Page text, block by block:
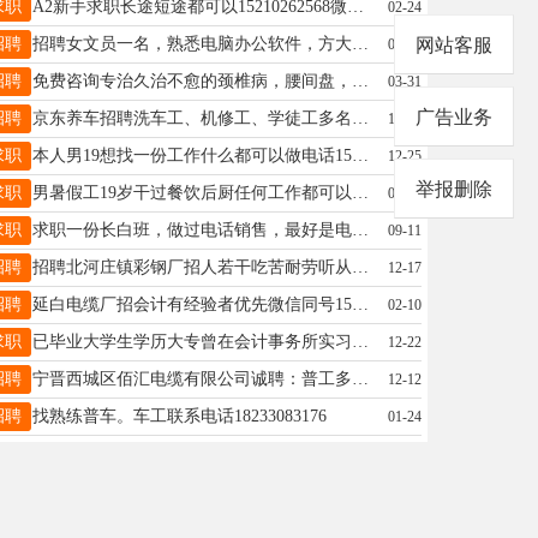
职 A2新手求职长途短途都可以15210262568微信同手机号 02-24
聘 招聘女文员一名，熟悉电脑办公软件，方大科技园内，13473066559 01-21
聘 免费咨询专治久治不愈的颈椎病，腰间盘，滑膜炎，椎管狭窄，富贵包，网球肘等等骨病电话：13403390480宁晋北鱼台马京虎 03-31
聘 京东养车招聘洗车工、机修工、学徒工多名。要求：18——45周岁，有洗车经验者优先。心细。待遇优厚，中午管饭。电话：19331985858 打电话时，请说明在宁晋123看到的，谢谢！ 10-30
职 本人男19想找一份工作什么都可以做电话15530959236 12-25
职 男暑假工19岁干过餐饮后厨任何工作都可以干可以干到8月多如有需要联系方式19565655105打不通的可以加个wx 05-06
职 求职一份长白班，做过电话销售，最好是电缆类，县城内，电话19333422754 09-11
聘 招聘北河庄镇彩钢厂招人若干吃苦耐劳听从安排短期勿扰可以能送货的优先日工资150后期干得好可以涨联系电话13483950768。 12-17
聘 延白电缆厂招会计有经验者优先微信同号15511835555 02-10
职 已毕业大学生学历大专曾在会计事务所实习半年可以当内勤财务会计联系电话13513296869 12-22
聘 宁晋西城区佰汇电缆有限公司诚聘：普工多名要求18-50周岁、要求身体健康勤快灵活。质检员一名;质检员需高中学历以上，年龄28-50之间，有工作经验，有管理经验优先录取联系.18617420264.. 12-12
聘 找熟练普车。车工联系电话18233083176 01-24
网站客服
广告业务
举报删除